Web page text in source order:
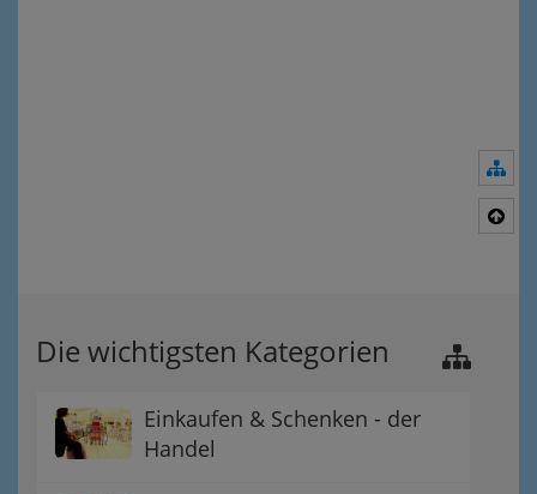
Die wichtigsten Kategorien
Einkaufen & Schenken - der
Handel